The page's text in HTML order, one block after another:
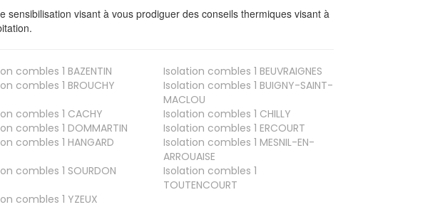
visant à vous prodiguer des conseils thermiques visant à
combles 1 BAZENTIN Isolation combles 1 BEUVRAIGNES
combles 1 BROUCHY Isolation combles 1 BUIGNY-SAINT-
MACLOU
combles 1 CACHY Isolation combles 1 CHILLY
combles 1 DOMMARTIN Isolation combles 1 ERCOURT
combles 1 HANGARD Isolation combles 1 MESNIL-EN-
ARROUAISE
combles 1 SOURDON
Isolation combles 1
TOUTENCOURT
combles 1 YZEUX